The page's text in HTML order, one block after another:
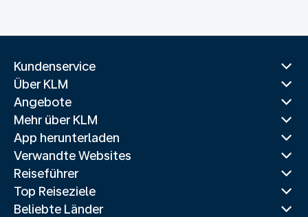
Kundenservice
Über KLM
Angebote
Mehr über KLM
App herunterladen
Verwandte Websites
Reiseführer
Top Reiseziele
Beliebte Länder